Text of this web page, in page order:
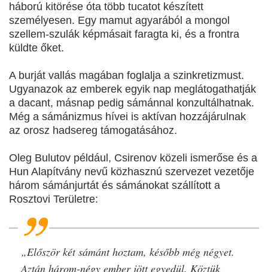
háború kitörése óta több tucatot készített
személyesen. Egy mamut agyarából a mongol
szellem-szulák képmásait faragta ki, és a frontra
küldte őket.
A burját vallás magában foglalja a szinkretizmust.
Ugyanazok az emberek egyik nap meglátogathatják
a dacant, másnap pedig sámánnal konzultálhatnak.
Még a sámánizmus hívei is aktívan hozzájárulnak
az orosz hadsereg támogatásához.
Oleg Bulutov például, Csirenov közeli ismerőse és a
Hun Alapítvány nevű közhasznú szervezet vezetője
három sámánjurtát és sámánokat szállított a
Rosztovi Területre:
„Először két sámánt hoztam, később még négyet.
Aztán három-négy ember jött egyedül. Köztük